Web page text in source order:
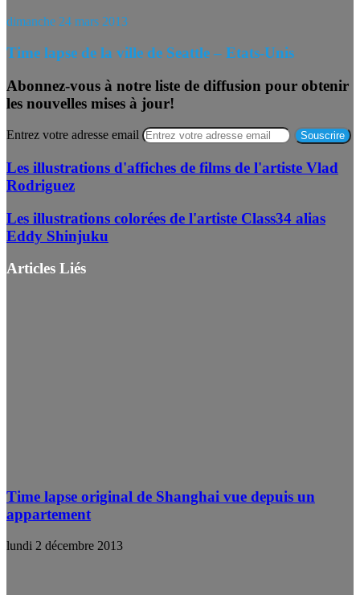
dimanche 24 mars 2013
Time lapse de la ville de Seattle – Etats-Unis
Abonnez-vous à notre liste de diffusion pour obtenir
les nouvelles mises à jour!
Entrez votre adresse email
Les illustrations d'affiches de films de l'artiste Vlad
Rodriguez
Les illustrations colorées de l'artiste Class34 alias
Eddy Shinjuku
Articles Liés
Time lapse original de Shanghai vue depuis un
appartement
lundi 2 décembre 2013